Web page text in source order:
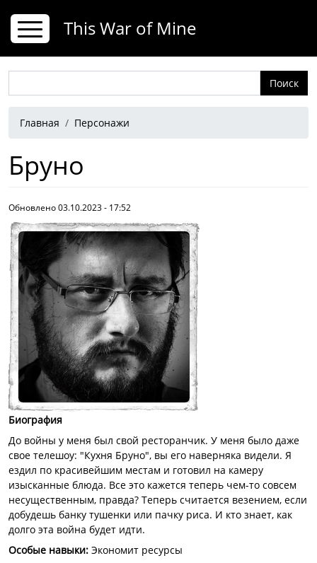
This War of Mine
Строка навигации
Главная Персонажи
Бруно
Обновлено 03.10.2023 - 17:52
Биография
До войны у меня был свой ресторанчик. У меня было даже
свое телешоу: "Кухня Бруно", вы его наверняка видели. Я
ездил по красивейшим местам и готовил на камеру
изысканные блюда. Все это кажется теперь чем-то совсем
несущественным, правда? Теперь считается везением, если
добудешь банку тушенки или пачку риса. И кто знает, как
долго эта война будет идти.
Особые навыки: Экономит ресурсы